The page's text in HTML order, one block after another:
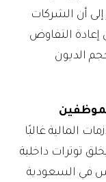
أن الشركات
إعادة التفاوض
في تقليل حجم الديون
المالية غالبًا
توترات داخلية
في السعودية